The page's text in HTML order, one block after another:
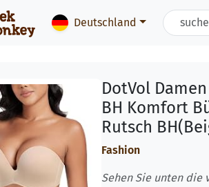
Deutschland
DotVol
BH Komfort
Rutsch
Fashion
Sehen Sie unten die